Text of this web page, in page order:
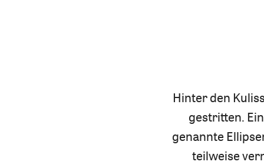
Hinter den
gestritten.
genannte
teilweise